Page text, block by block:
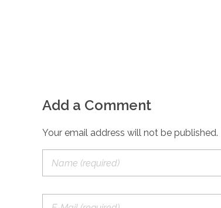
Add a Comment
Your email address will not be published.